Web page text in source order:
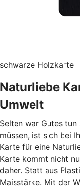
schwarze Holzkarte
Naturliebe
Umwelt
Selten war Gutes tun
müssen, ist sich bei
Karte für eine
Karte kommt nicht
daher. Statt aus
Maisstärke. Mit der